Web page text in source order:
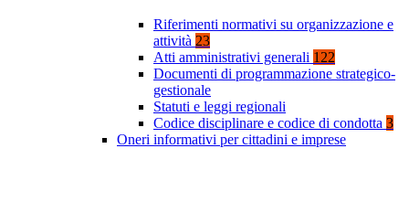
Riferimenti normativi su organizzazione e
attività 23
Atti amministrativi generali 122
Documenti di programmazione strategico-
gestionale
Statuti e leggi regionali
Codice disciplinare e codice di condotta 3
Oneri informativi per cittadini e imprese